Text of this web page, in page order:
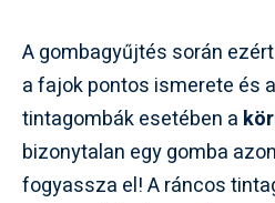
A gombagyűjtés során
a fajok pontos ismerete és
tintagombák esetében a
bizonytalan egy gomba
fogyassza el! A ráncos